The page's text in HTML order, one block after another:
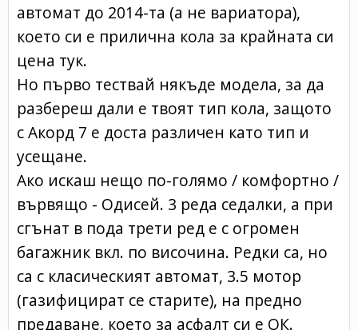
автомат до 2014-та (а не вариатора),
което си е прилична кола за крайната си
цена тук.
Но първо тествай някъде модела, за да
разбереш дали е твоят тип кола, защото
с Акорд 7 е доста различен като тип и
усещане.
Ако искаш нещо по-голямо / комфортно /
вървящо - Одисей. 3 реда седалки, а при
сгънат в пода трети ред е с огромен
багажник вкл. по височина. Редки са, но
са с класическият автомат, 3.5 мотор
(газифицират се старите), на предно
предаване, което за асфалт си е ОК.